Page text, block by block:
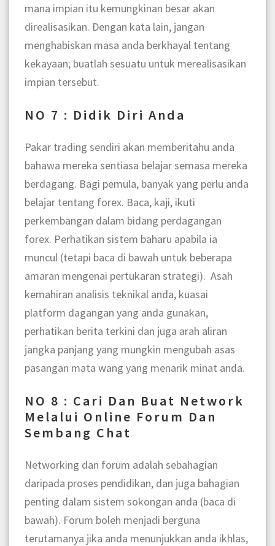
mana impian itu kemungkinan besar akan
direalisasikan. Dengan kata lain, jangan
menghabiskan masa anda berkhayal tentang
kekayaan; buatlah sesuatu untuk merealisasikan
impian tersebut.
NO 7 : Didik Diri Anda
Pakar trading sendiri akan memberitahu anda
bahawa mereka sentiasa belajar semasa mereka
berdagang. Bagi pemula, banyak yang perlu anda
belajar tentang forex. Baca, kaji, ikuti
perkembangan dalam bidang perdagangan
forex. Perhatikan sistem baharu apabila ia
muncul (tetapi baca di bawah untuk beberapa
amaran mengenai pertukaran strategi). Asah
kemahiran analisis teknikal anda, kuasai
platform dagangan yang anda gunakan,
perhatikan berita terkini dan juga arah aliran
jangka panjang yang mungkin mengubah asas
pasangan mata wang yang menarik minat anda.
NO 8 : Cari Dan Buat Network
Melalui Online Forum Dan
Sembang Chat
Networking dan forum adalah sebahagian
daripada proses pendidikan, dan juga bahagian
penting dalam sistem sokongan anda (baca di
bawah). Forum boleh menjadi berguna
terutamanya jika anda menunjukkan anda ikhlas,